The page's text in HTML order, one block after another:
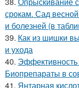
срокам. Сад
и болезней (в
39. Как из шишки
и ухода
40.
Биопрепараты в
41. Янтарная